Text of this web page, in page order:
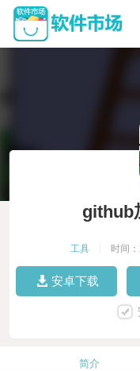
github
工具 时间
安卓下载
简介